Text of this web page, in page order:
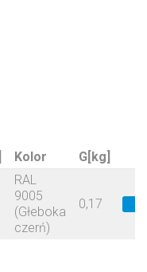
Kolor G[kg]
RAL
9005
(Głeboka
czerń)
0,17